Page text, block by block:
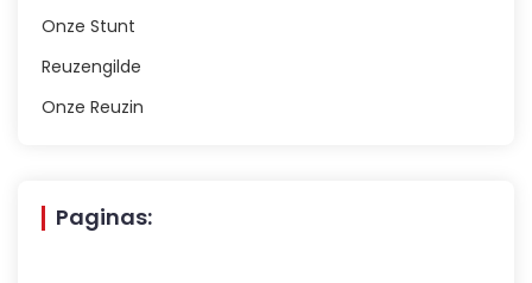
Onze Stunt
Reuzengilde
Onze Reuzin
Paginas: